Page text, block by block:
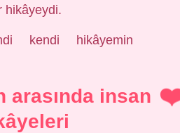
hikâyeydi.
kendi hikâyemin
arasında insan